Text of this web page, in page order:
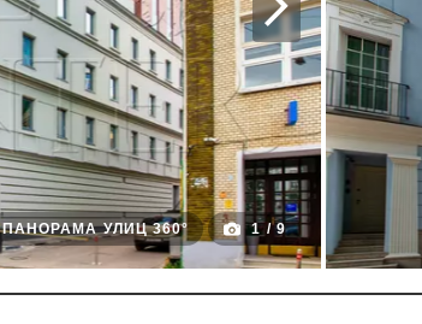
1/9
ПАНОРАМА УЛИЦ 360°